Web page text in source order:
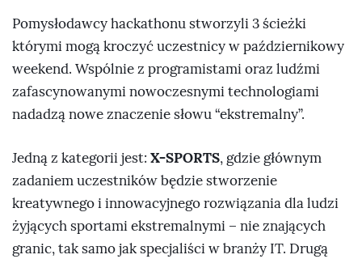
Pomysłodawcy hackathonu stworzyli 3 ścieżki
którymi mogą kroczyć uczestnicy w październikowy
weekend. Wspólnie z programistami oraz ludźmi
zafascynowanymi nowoczesnymi technologiami
nadadzą nowe znaczenie słowu “ekstremalny”.
Jedną z kategorii jest: X-SPORTS, gdzie głównym
zadaniem uczestników będzie stworzenie
kreatywnego i innowacyjnego rozwiązania dla ludzi
żyjących sportami ekstremalnymi – nie znających
granic, tak samo jak specjaliści w branży IT. Drugą